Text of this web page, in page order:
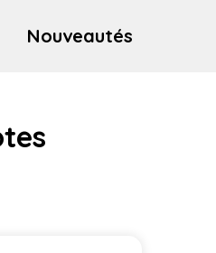
Nouveautés